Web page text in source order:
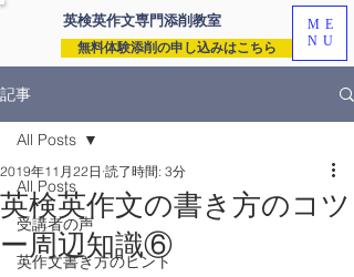
英検英作文専門添削教室
無料体験添削の申し込みはこちら
ME
NU
記事
All Posts
受講者の声
英作文書き方のヒント
All Posts
英検英作文の書き方のコツ
ー周辺知識⑥
2019年11月22日 読了時間: 3分